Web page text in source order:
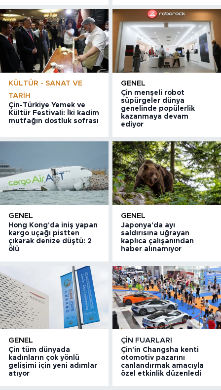
KÜLTÜR - SANAT VE
TARIH
Çin-Türkiye Yemek ve
Kültür Festivali: İki kadim
mutfağın dostluk sofrası
GENEL
Çin menşeli robot
süpürgeler dünya
genelinde popülerlik
kazanmaya devam
ediyor
GENEL
Hong Kong'da iniş yapan
kargo uçağı pistten
çıkarak denize düştü: 2
ölü
GENEL
Japonya'da ayı
saldırısına uğrayan
kaplıca çalışanından
haber alınamıyor
GENEL
Çin tüm dünyada
kadınların çok yönlü
gelişimi için yeni adımlar
atıyor
ÇIN FUARLARI
Çin'in Changsha kenti
otomotiv pazarını
canlandırmak amacıyla
özel etkinlik düzenledi